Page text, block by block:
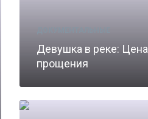
Девушка в реке: Цена
прощения